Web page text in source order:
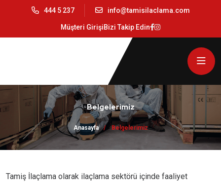
444 5 237 info@tamisilaclama.com
Müşteri GirişiBizi Takip Edin
Belgelerimiz
Anasayfa Belgelerimiz
Tamiş İlaçlama olarak ilaçlama sektörü içinde faaliyet